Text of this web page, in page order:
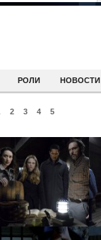
РОЛИ НОВОСТИ
2 3 4 5